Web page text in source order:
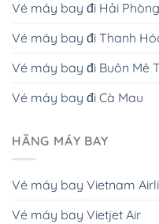
Vé máy bay đi Hải Phòng
Vé máy bay đi Thanh
Vé máy bay đi Buôn Mê
Vé máy bay đi Cà Mau
HÃNG MÁY BAY
Vé máy bay Vietnam
Vé máy bay Vietjet Air